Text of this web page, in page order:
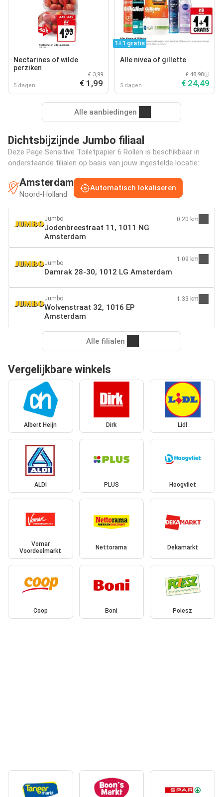
Nectarines of wilde
perziken
5 dagen
€ 3,99
€ 1,99
1+1 gratis
Alle nivea of gillette
5 dagen
€ 48,98
€ 24,49
Alle aanbiedingen
Dichtsbijzijnde Jumbo filiaal
Deze Page Sensitive Toiletpapier 6 Rollen is beschikbaar in
onderstaande filialen op basis van jouw ingestelde locatie:
Amsterdam
Noord-Holland
Automatisch lokaliseren
Jumbo
Jodenbreestraat 11, 1011 NG
Amsterdam
0.20 km
Jumbo
Damrak 28-30, 1012 LG Amsterdam
1.09 km
Jumbo
Wolvenstraat 32, 1016 EP
Amsterdam
1.33 km
Alle filialen
Vergelijkbare winkels
Albert Heijn Dirk Lidl
ALDI PLUS Hoogvliet
Vomar
Voordeelmarkt
Nettorama Dekamarkt
Coop Boni Poiesz